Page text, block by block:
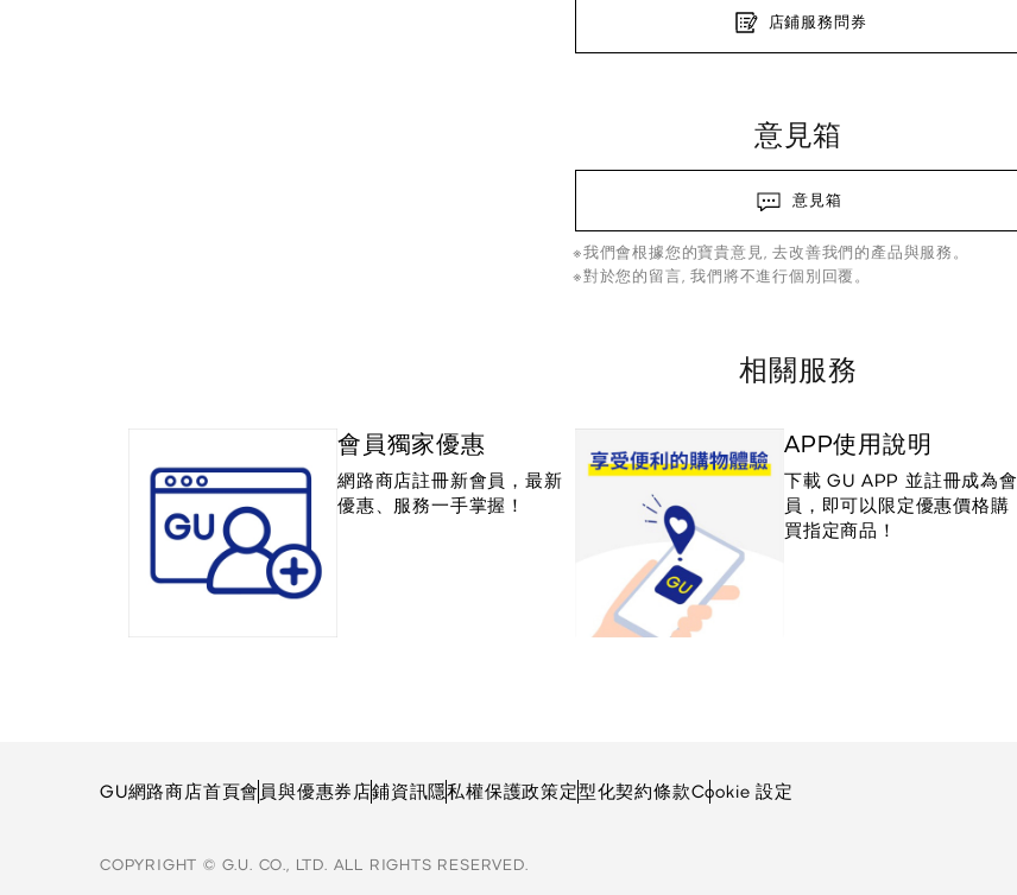
店鋪服務問券
意見箱
意見箱
※我們會根據您的寶貴意見, 去改善我們的產品與服務。
※對於您的留言, 我們將不進行個別回覆。
相關服務
會員獨家優惠
網路商店註冊新會員，最新
優惠、服務一手掌握！
APP使用說明
下載 GU APP 並註冊成為會
員，即可以限定優惠價格購
買指定商品！
GU網路商店首頁會員與優惠券店鋪資訊隱私權保護政策定型化契約條款Cookie 設定
COPYRIGHT © G.U. CO., LTD. ALL RIGHTS RESERVED.